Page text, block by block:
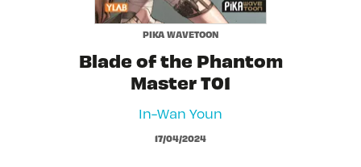
PIKA WAVETOON
Blade of the Phantom
Master T01
In-Wan Youn
17/04/2024